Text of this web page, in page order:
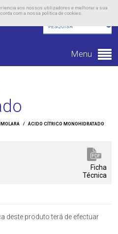
aos nossos utilizadores e melhorar a sua
com a nossa politica de cookies.
Menu
/ ÁCIDO CÍTRICO MONOHIDRATADO
Ficha
Técnica
deste produto terá de efectuar